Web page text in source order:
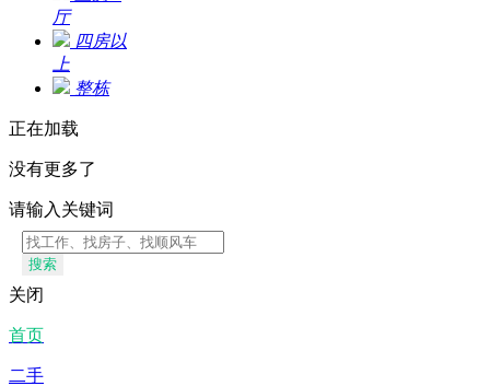
厅
四房以
上
整栋
正在加载
没有更多了
请输入关键词
搜索
关闭
首页
二手